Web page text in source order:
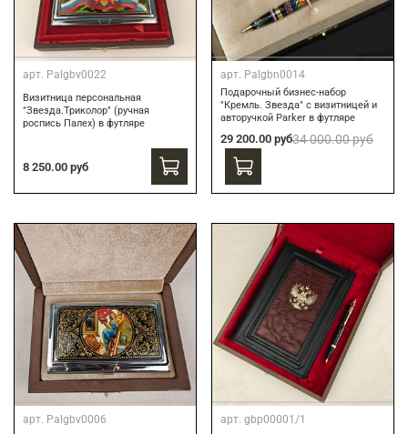
арт. Palgbv0022
Визитница персональная
"Звезда.Триколор" (ручная
роспись Палех) в футляре
8 250.00 руб
арт. Palgbn0014
Подарочный бизнес-набор
"Кремль. Звезда" с визитницей и
авторучкой Parker в футляре
29 200.00 руб34 000.00 руб
арт. Palgbv0006 арт. gbp00001/1